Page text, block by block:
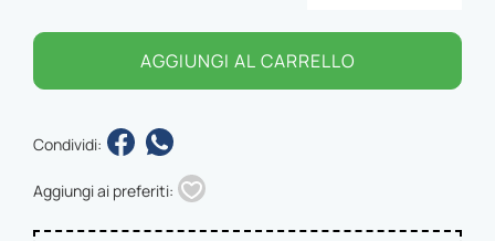
AGGIUNGI AL CARRELLO
Condividi:
Aggiungi ai preferiti: